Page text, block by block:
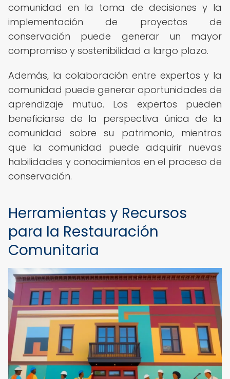
comunidad en la toma de decisiones y la
implementación de proyectos de
conservación puede generar un mayor
compromiso y sostenibilidad a largo plazo.
Además, la colaboración entre expertos y la
comunidad puede generar oportunidades de
aprendizaje mutuo. Los expertos pueden
beneficiarse de la perspectiva única de la
comunidad sobre su patrimonio, mientras
que la comunidad puede adquirir nuevas
habilidades y conocimientos en el proceso de
conservación.
Herramientas y Recursos
para la Restauración
Comunitaria